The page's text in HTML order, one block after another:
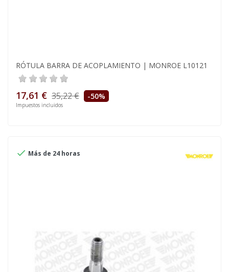
RÓTULA BARRA DE ACOPLAMIENTO | MONROE L10121
17,61 € 35,22 € -50%
Impuestos incluidos
 Más de 24 horas